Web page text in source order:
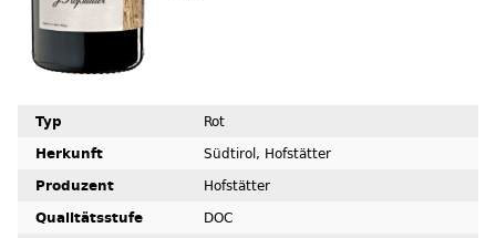
Typ
Rot
Herkunft
Südtirol, Hofstätter
Produzent
Hofstätter
Qualitätsstufe
DOC